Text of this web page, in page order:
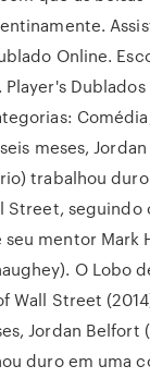
Online.
meses,
trabalhou
Street, seguindo
mentor Mark
O Lobo
Wall Street
Jordan Belfort
duro em uma